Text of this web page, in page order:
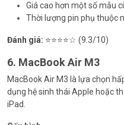
Giá cao hơn một số mẫu
Thời lượng pin phụ thuộc
Đánh giá: ⭐⭐⭐⭐☆ (9.3/10)
6. MacBook Air M3
MacBook Air M3 là lựa chọn
dụng hệ sinh thái Apple hoặc
iPad.